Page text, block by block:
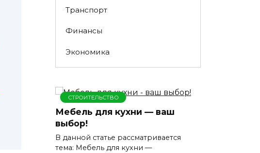
Транспорт
Финансы
Экономика
СТРОИТЕЛЬСТВО
Мебель для кухни — ваш
выбор!
В данной статье рассматривается
тема: Мебель для кухни —